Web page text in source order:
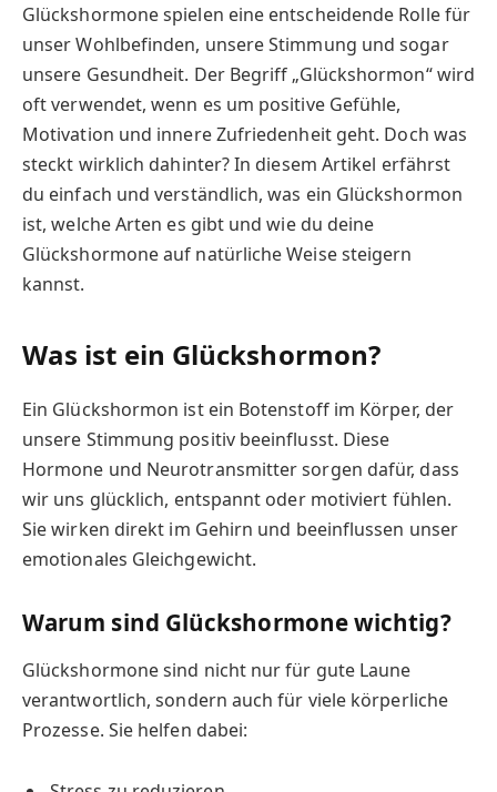
Glückshormone spielen eine entscheidende Rolle für
unser Wohlbefinden, unsere Stimmung und sogar
unsere Gesundheit. Der Begriff „Glückshormon“ wird
oft verwendet, wenn es um positive Gefühle,
Motivation und innere Zufriedenheit geht. Doch was
steckt wirklich dahinter? In diesem Artikel erfährst
du einfach und verständlich, was ein Glückshormon
ist, welche Arten es gibt und wie du deine
Glückshormone auf natürliche Weise steigern
kannst.
Was ist ein Glückshormon?
Ein Glückshormon ist ein Botenstoff im Körper, der
unsere Stimmung positiv beeinflusst. Diese
Hormone und Neurotransmitter sorgen dafür, dass
wir uns glücklich, entspannt oder motiviert fühlen.
Sie wirken direkt im Gehirn und beeinflussen unser
emotionales Gleichgewicht.
Warum sind Glückshormone wichtig?
Glückshormone sind nicht nur für gute Laune
verantwortlich, sondern auch für viele körperliche
Prozesse. Sie helfen dabei: